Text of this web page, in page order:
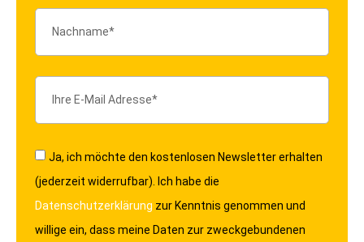
Ja, ich möchte den kostenlosen Newsletter erhalten
(jederzeit widerrufbar). Ich habe die
Datenschutzerklärung zur Kenntnis genommen und
willige ein, dass meine Daten zur zweckgebundenen